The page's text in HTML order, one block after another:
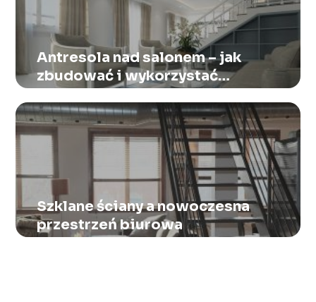
Antresola nad salonem – jak
zbudować i wykorzystać
Szklane ściany a nowoczesna
przestrzeń biurowa